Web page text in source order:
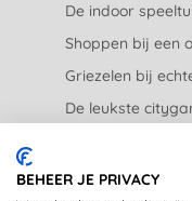
De indoor
Shoppen bij een
Griezelen bij
De leukste
BEHEER JE PRIVACY